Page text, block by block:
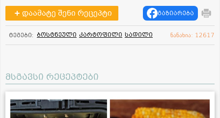
დაამატე შენი რეცეპტი გაზიარება
ტეგები: ბოსტნეული კარტოფილი სადილი ნანახია: 12617
მსგავსი რეცეპტები